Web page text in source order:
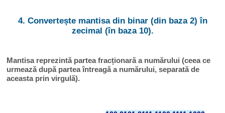
4. Convertește mantisa din binar (din baza 2) în
zecimal (în baza 10).
Mantisa reprezintă partea fracționară a numărului (ceea ce
urmează după partea întreagă a numărului, separată de
aceasta prin virgulă).